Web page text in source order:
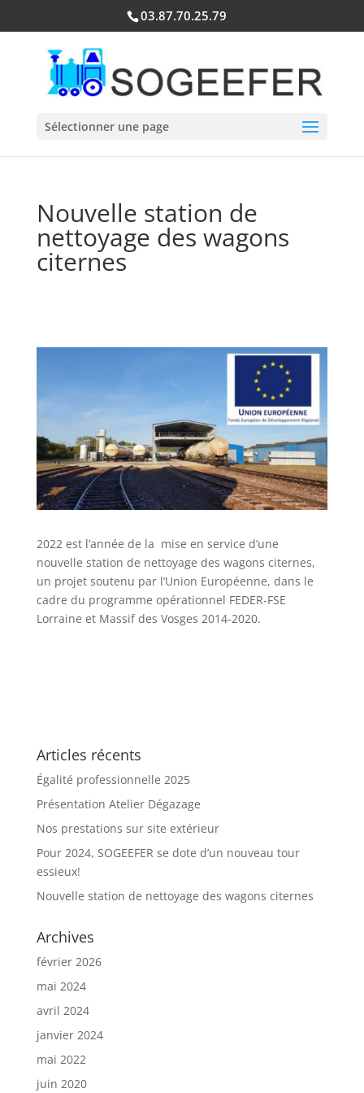
03.87.70.25.79
Sélectionner une page
Nouvelle station de
nettoyage des wagons
citernes
2022 est l’année de la mise en service d’une
nouvelle station de nettoyage des wagons citernes,
un projet soutenu par l’Union Européenne, dans le
cadre du programme opérationnel FEDER-FSE
Lorraine et Massif des Vosges 2014-2020.
Articles récents
Égalité professionnelle 2025
Présentation Atelier Dégazage
Nos prestations sur site extérieur
Pour 2024, SOGEEFER se dote d’un nouveau tour
essieux!
Nouvelle station de nettoyage des wagons citernes
Archives
février 2026
mai 2024
avril 2024
janvier 2024
mai 2022
juin 2020